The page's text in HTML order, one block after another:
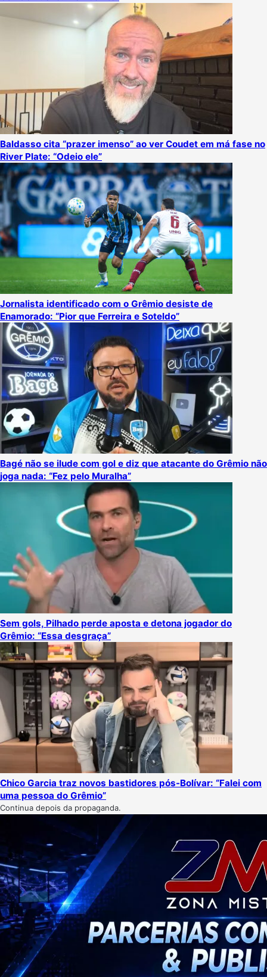
Baldasso cita “prazer imenso” ao ver Coudet em má fase no
River Plate: “Odeio ele”
Jornalista identificado com o Grêmio desiste de
Enamorado: “Pior que Ferreira e Soteldo”
Bagé não se ilude com gol e diz que atacante do Grêmio não
joga nada: “Fez pelo Muralha”
Sem gols, Pilhado perde aposta e detona jogador do
Grêmio: “Essa desgraça”
Chico Garcia traz novos bastidores pós-Bolívar: “Falei com
uma pessoa do Grêmio”
Continua depois da propaganda.